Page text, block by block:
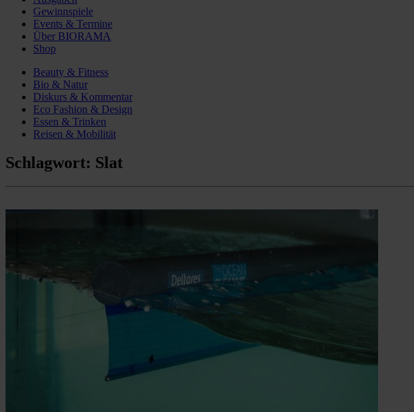
Gewinnspiele
Events & Termine
Über BIORAMA
Shop
Beauty & Fitness
Bio & Natur
Diskurs & Kommentar
Eco Fashion & Design
Essen & Trinken
Reisen & Mobilität
Schlagwort: Slat